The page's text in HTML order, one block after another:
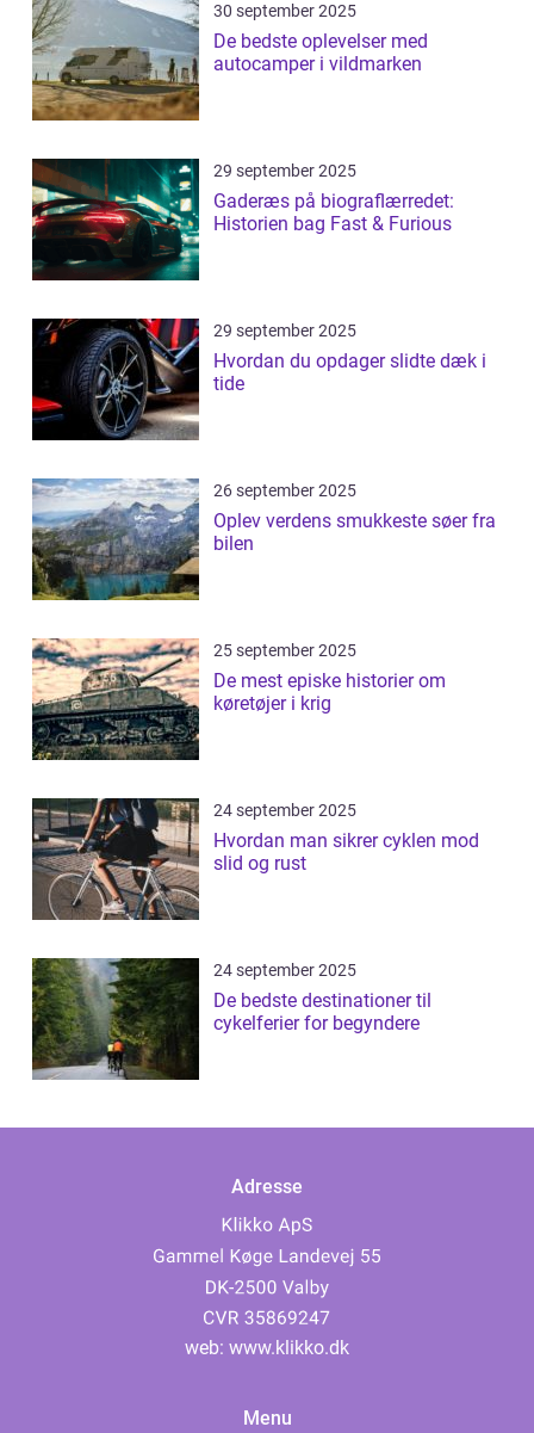
30 september 2025
De bedste oplevelser med
autocamper i vildmarken
29 september 2025
Gaderæs på biograflærredet:
Historien bag Fast & Furious
29 september 2025
Hvordan du opdager slidte dæk i
tide
26 september 2025
Oplev verdens smukkeste søer fra
bilen
25 september 2025
De mest episke historier om
køretøjer i krig
24 september 2025
Hvordan man sikrer cyklen mod
slid og rust
24 september 2025
De bedste destinationer til
cykelferier for begyndere
Adresse
web: www.klikko.dk
Menu